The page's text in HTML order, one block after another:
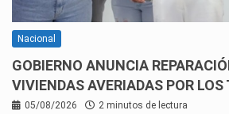
Nacional
GOBIERNO ANUNCIA
VIVIENDAS AVERIADAS POR LOS
05/08/2026 2 minutos de lectura